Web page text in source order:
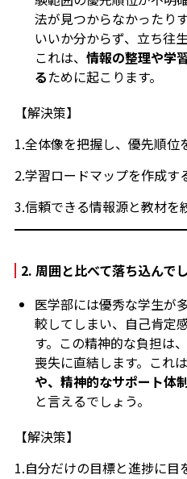
法が見つからなかったり
いいか分からず、立ち往
これは、 情報の整理や学
るために起こります。
【解決策】
1.全体像を把握し、優先順位
2.学習ロードマップを作成す
3.信頼できる情報源と教材を
2. 周囲と比べて落ち込んで
医学部には優秀な学生が
較してしまい、自己肯定
す。この精神的な負担は
喪失に直結します。これは
や、精神的なサポート体
と言えるでしょう。
【解決策】
1.自分だけの目標と進捗に目